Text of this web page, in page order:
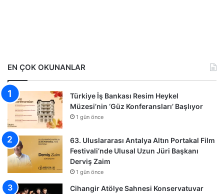
EN ÇOK OKUNANLAR
Türkiye İş Bankası Resim Heykel
Müzesi’nin ‘Güz Konferansları’ Başlıyor
1 gün önce
63. Uluslararası Antalya Altın Portakal Film
Festivali’nde Ulusal Uzun Jüri Başkanı
Derviş Zaim
1 gün önce
Cihangir Atölye Sahnesi Konservatuvar